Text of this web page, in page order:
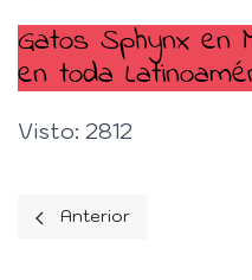
Gatos Sphynx en
en toda
Visto: 2812
Artículo anterior: Alergia
Anterior